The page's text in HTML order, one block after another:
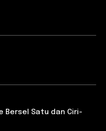
Bersel Satu dan Ciri-